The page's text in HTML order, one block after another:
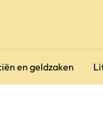
en geldzaken